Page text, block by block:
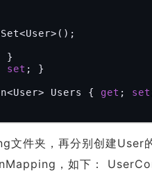
}
set ; }
Users { get ; set
文件夹，再分别创建
，如下：